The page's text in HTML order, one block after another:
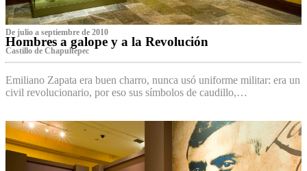
De julio a septiembre de 2010
Hombres a galope y a la Revolución
Castillo de Chapultepec
Emiliano Zapata era buen charro, nunca usó uniforme militar: era un
civil revolucionario, por eso sus símbolos de caudillo,…